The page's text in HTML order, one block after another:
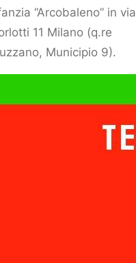
“Arcobaleno” in via
11 Milano (q.re
Municipio 9).